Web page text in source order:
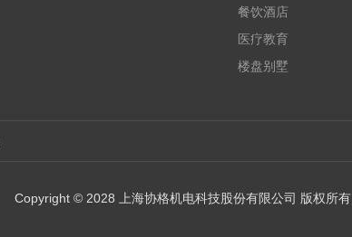
餐饮酒店
医疗教育
楼盘别墅
Copyright © 2028 上海协格机电科技股份有限公司 版权所有